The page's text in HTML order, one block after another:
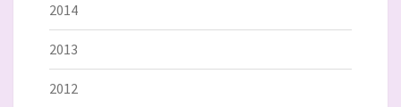
2014
2013
2012